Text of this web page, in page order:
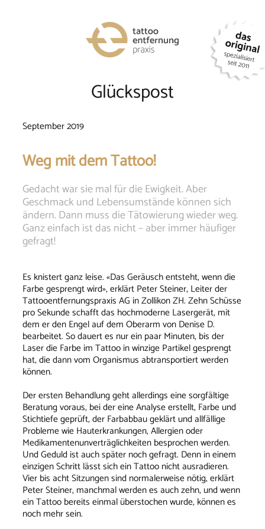
Telephone
number
Glückspost
September 2019
Weg mit dem Tattoo!
Gedacht war sie mal für die Ewigkeit. Aber
Geschmack und Lebensumstände können sich
ändern. Dann muss die Tätowierung wieder weg.
Ganz einfach ist das nicht – aber immer häufiger
gefragt!
Es knistert ganz leise. «Das Geräusch entsteht, wenn die
Farbe gesprengt wird», erklärt Peter Steiner, Leiter der
Tattooentfernungspraxis AG in Zollikon ZH. Zehn Schüsse
pro Sekunde schafft das hochmoderne Lasergerät, mit
dem er den Engel auf dem Oberarm von Denise D.
bearbeitet. So dauert es nur ein paar Minuten, bis der
Laser die Farbe im Tattoo in winzige Partikel gesprengt
hat, die dann vom Organismus abtransportiert werden
können.
Der ersten Behandlung geht allerdings eine sorgfältige
Beratung voraus, bei der eine Analyse erstellt, Farbe und
Stichtiefe geprüft, der Farbabbau geklärt und allfällige
Probleme wie Hauterkrankungen, Allergien oder
Medikamentenunverträglichkeiten besprochen werden.
Und Geduld ist auch später noch gefragt. Denn in einem
einzigen Schritt lässt sich ein Tattoo nicht ausradieren.
Vier bis acht Sitzungen sind normalerweise nötig, erklärt
Peter Steiner, manchmal werden es auch zehn, und wenn
ein Tattoo bereits einmal überstochen wurde, können es
noch mehr sein.